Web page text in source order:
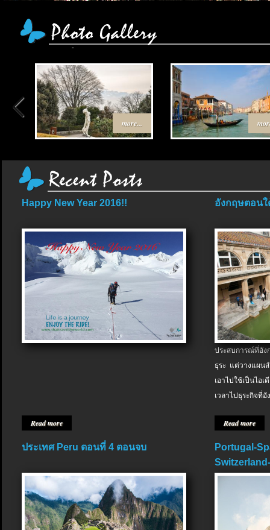
more...
Happy New Year 2016!!
Read more
อังกฤษตอนใ
ประสบการณ์ที่อัง
ธุระ แต่วางแผน
เอาไปใช้เป็นไอ
เวลาไปธุระกิจที่อั
Read more
ประเทศ Peru ตอนที่ 4 ตอนจบ
Portugal-